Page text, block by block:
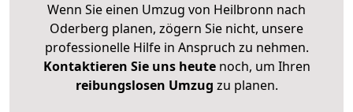
Wenn Sie einen Umzug von Heilbronn nach
Oderberg planen, zögern Sie nicht, unsere
professionelle Hilfe in Anspruch zu nehmen.
Kontaktieren Sie uns heutenoch, um Ihren
reibungslosen Umzug zu planen.